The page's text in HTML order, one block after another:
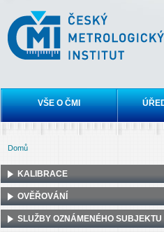
Český
metrologický
institut
Hlavní menu
VŠE O ČMI
Domů
KALIBRACE
OVĚŘOVÁNÍ
SLUŽBY OZNÁMENÉHO SUBJEKTU